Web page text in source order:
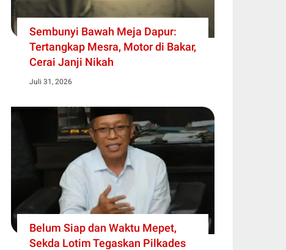
Sembunyi Bawah Meja Dapur:
Tertangkap Mesra, Motor di Bakar,
Cerai Janji Nikah
Juli 31, 2026
Belum Siap dan Waktu Mepet,
Sekda Lotim Tegaskan Pilkades